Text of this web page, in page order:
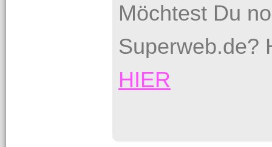
Möchtest Du
Superweb.de?
HIER